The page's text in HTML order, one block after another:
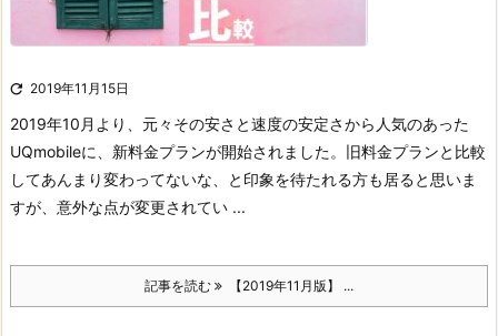
 2019年11月15日
2019年10月より、元々その安さと速度の安定さから人気のあった
UQmobileに、新料金プランが開始されました。 旧料金プランと比較
してあんまり変わってないな、と印象を待たれる方も居ると思いま
すが、意外な点が変更されてい ...
記事を読む 【2019年11月版】 ...